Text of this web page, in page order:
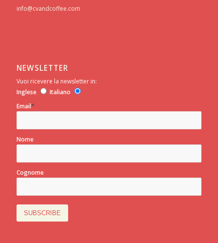
info@cvandcoffee.com
NEWSLETTER
Vuoi ricevere la newsletter in:
Inglese
Italiano
Email*
Nome
Cognome